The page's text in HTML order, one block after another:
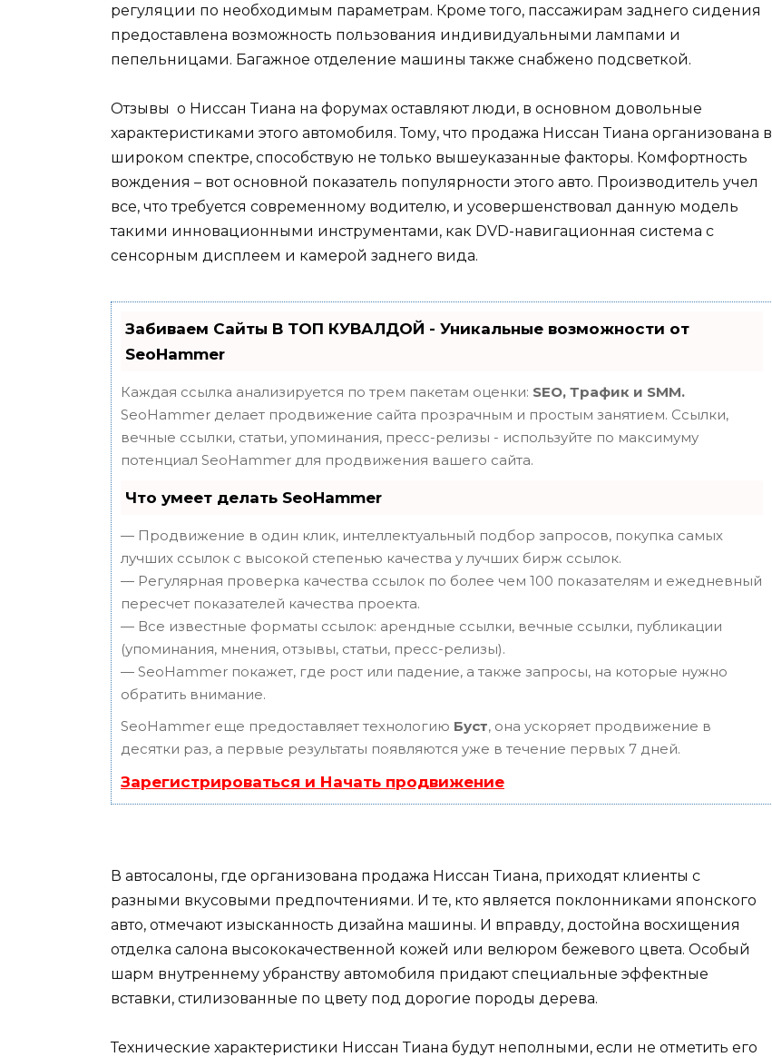
регуляции по необходимым параметрам. Кроме того, пассажирам заднего сидения
предоставлена возможность пользования индивидуальными лампами и
пепельницами. Багажное отделение машины также снабжено подсветкой.
Отзывы о Ниссан Тиана на форумах оставляют люди, в основном довольные
характеристиками этого автомобиля. Тому, что продажа Ниссан Тиана организована в
широком спектре, способствую не только вышеуказанные факторы. Комфортность
вождения – вот основной показатель популярности этого авто. Производитель учел
все, что требуется современному водителю, и усовершенствовал данную модель
такими инновационными инструментами, как DVD-навигационная система с
сенсорным дисплеем и камерой заднего вида.
Забиваем Сайты В ТОП КУВАЛДОЙ - Уникальные возможности от
SeoHammer
Каждая ссылка анализируется по трем пакетам оценки: SEO, Трафик и SMM.
SeoHammer делает продвижение сайта прозрачным и простым занятием. Ссылки,
вечные ссылки, статьи, упоминания, пресс-релизы - используйте по максимуму
потенциал SeoHammer для продвижения вашего сайта.
Что умеет делать SeoHammer
— Продвижение в один клик, интеллектуальный подбор запросов, покупка самых
лучших ссылок с высокой степенью качества у лучших бирж ссылок.
— Регулярная проверка качества ссылок по более чем 100 показателям и ежедневный
пересчет показателей качества проекта.
— Все известные форматы ссылок: арендные ссылки, вечные ссылки, публикации
(упоминания, мнения, отзывы, статьи, пресс-релизы).
— SeoHammer покажет, где рост или падение, а также запросы, на которые нужно
обратить внимание.
SeoHammer еще предоставляет технологию Буст, она ускоряет продвижение в
десятки раз, а первые результаты появляются уже в течение первых 7 дней.
Зарегистрироваться и Начать продвижение
В автосалоны, где организована продажа Ниссан Тиана, приходят клиенты с
разными вкусовыми предпочтениями. И те, кто является поклонниками японского
авто, отмечают изысканность дизайна машины. И вправду, достойна восхищения
отделка салона высококачественной кожей или велюром бежевого цвета. Особый
шарм внутреннему убранству автомобиля придают специальные эффектные
вставки, стилизованные по цвету под дорогие породы дерева.
Технические характеристики Ниссан Тиана будут неполными, если не отметить его